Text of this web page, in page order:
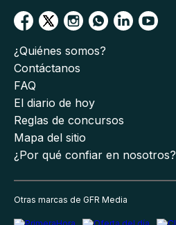
¿Quiénes somos?
Contáctanos
FAQ
El diario de hoy
Reglas de concursos
Mapa del sitio
¿Por qué confiar en nosotros?
Otras marcas de GFR Media